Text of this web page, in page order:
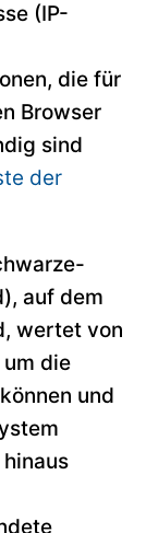
(IP-
die für
Browser
sind
der
auf dem
wertet von
die
und